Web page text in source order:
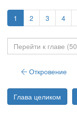
1 2 3 4
Откровение
Глава целиком